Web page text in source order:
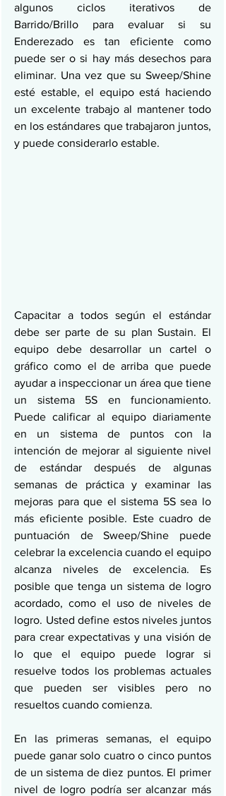
algunos ciclos iterativos de
Barrido/Brillo para evaluar si su
Enderezado es tan eficiente como
puede ser o si hay más desechos para
eliminar. Una vez que su Sweep/Shine
esté estable, el equipo está haciendo
un excelente trabajo al mantener todo
en los estándares que trabajaron juntos,
y puede considerarlo estable.
Capacitar a todos según el estándar
debe ser parte de su plan Sustain. El
equipo debe desarrollar un cartel o
gráfico como el de arriba que puede
ayudar a inspeccionar un área que tiene
un sistema 5S en funcionamiento.
Puede calificar al equipo diariamente
en un sistema de puntos con la
intención de mejorar al siguiente nivel
de estándar después de algunas
semanas de práctica y examinar las
mejoras para que el sistema 5S sea lo
más eficiente posible. Este cuadro de
puntuación de Sweep/Shine puede
celebrar la excelencia cuando el equipo
alcanza niveles de excelencia. Es
posible que tenga un sistema de logro
acordado, como el uso de niveles de
logro. Usted define estos niveles juntos
para crear expectativas y una visión de
lo que el equipo puede lograr si
resuelve todos los problemas actuales
que pueden ser visibles pero no
resueltos cuando comienza.
En las primeras semanas, el equipo
puede ganar solo cuatro o cinco puntos
de un sistema de diez puntos. El primer
nivel de logro podría ser alcanzar más